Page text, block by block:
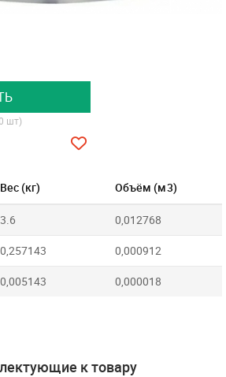
Вес (кг) Объём (м3)
3.6 0,012768
0,257143 0,000912
0,005143 0,000018
шт)
к товару